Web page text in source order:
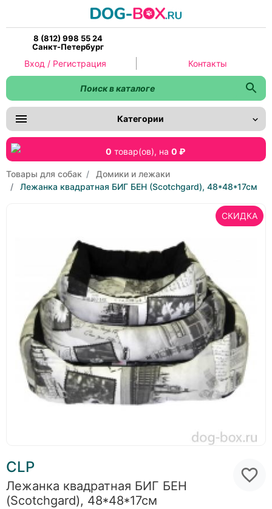
8 (812) 998 55 24
Санкт-Петербург
0 товар(ов), на 0 ₽
Категории
Вход / Регистрация Контакты
Товары для собак
Домики и лежаки
Лежанка квадратная БИГ БЕН (Scotchgard), 48*48*17см
СКИДКА
CLP
Лежанка квадратная БИГ БЕН
(Scotchgard), 48*48*17см